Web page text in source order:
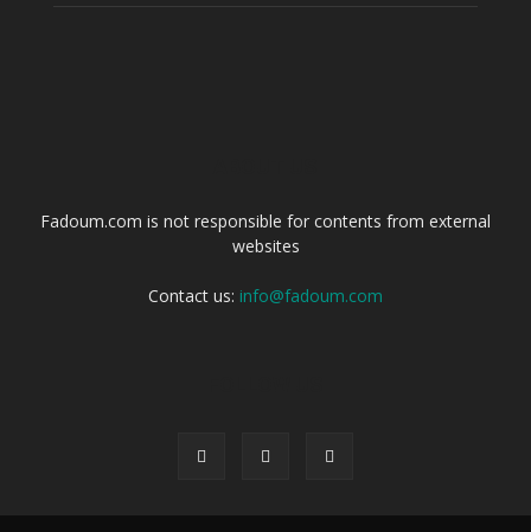
Fadoum.com is not responsible for contents from external
websites
Contact us: info@fadoum.com